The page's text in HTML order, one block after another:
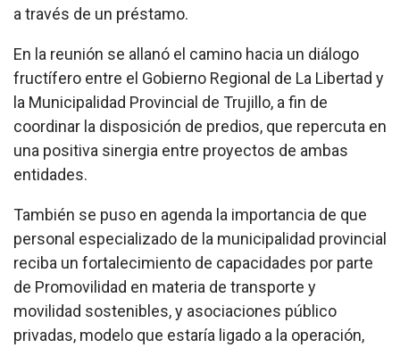
a través de un préstamo.
En la reunión se allanó el camino hacia un diálogo
fructífero entre el Gobierno Regional de La Libertad y
la Municipalidad Provincial de Trujillo, a fin de
coordinar la disposición de predios, que repercuta en
una positiva sinergia entre proyectos de ambas
entidades.
También se puso en agenda la importancia de que
personal especializado de la municipalidad provincial
reciba un fortalecimiento de capacidades por parte
de Promovilidad en materia de transporte y
movilidad sostenibles, y asociaciones público
privadas, modelo que estaría ligado a la operación,